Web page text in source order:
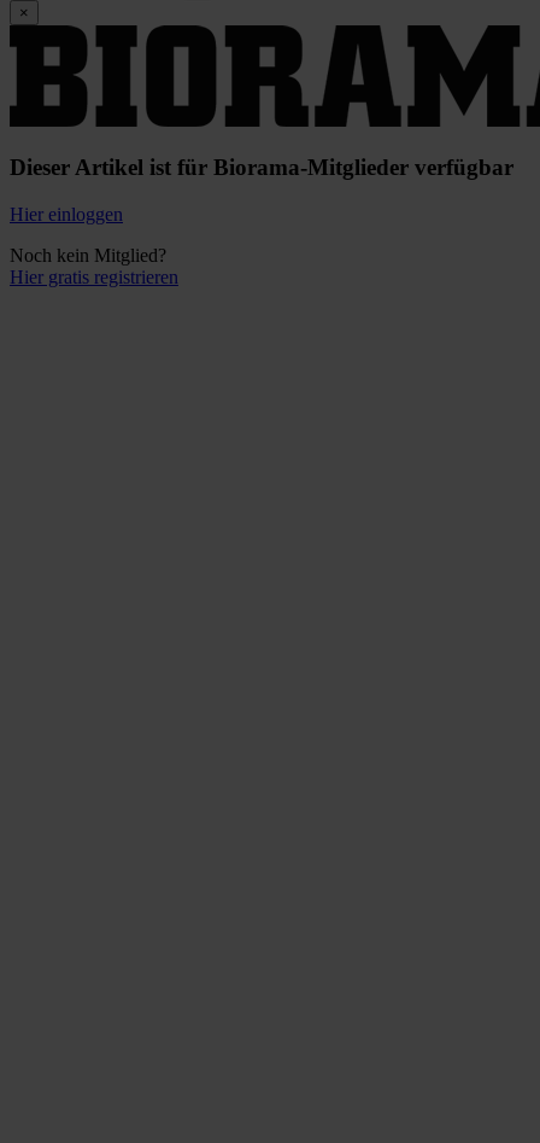
×
Dieser Artikel ist für Biorama-Mitglieder verfügbar
Hier einloggen
Noch kein Mitglied?
Hier gratis registrieren